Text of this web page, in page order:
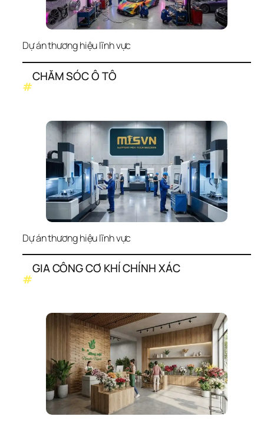
Dự án thương hiệu lĩnh vực
#
CHĂM SÓC Ô TÔ
Dự án thương hiệu lĩnh vực
#
GIA CÔNG CƠ KHÍ CHÍNH XÁC